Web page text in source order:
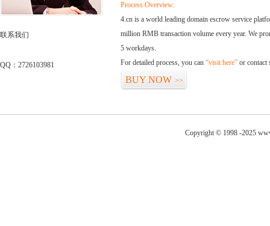
联系我们
QQ：2726103981
Process Overview:
4.cn is a world leading domain escrow service
million RMB transaction volume every year. We
5 workdays.
For detailed process, you can “visit here” or contact
BUY NOW >>
Copyright © 1998 -2025